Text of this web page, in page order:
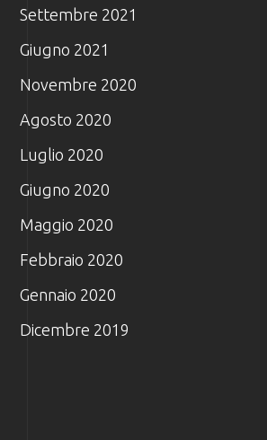
Settembre 2021
Giugno 2021
Novembre 2020
Agosto 2020
Luglio 2020
Giugno 2020
Maggio 2020
Febbraio 2020
Gennaio 2020
Dicembre 2019